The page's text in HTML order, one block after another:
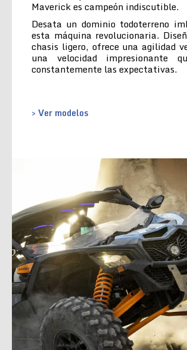
Maverick es campeón indiscutible.
Desata un dominio todoterreno
esta máquina revolucionaria.
chasis ligero, ofrece una agilidad
una velocidad impresionante
constantemente las expectativas.
> Ver modelos